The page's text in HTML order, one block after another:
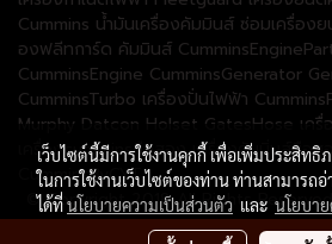
Cummins น้ำมันเครื่องคัมมินส์ ซ่อมเครื่อง
องฟลีทการ์ด คัมมินส์
CumminsEngine CumminsGenerator
CumminsTurbo เครื่องปั่นไฟฟ้า
Murphy Datcon Holset GatesHose เครื่
เครื่องcumminsมือสอง เครื่องคัมมิ่นส์มือส
CumminsByCYT
© Copyright 2018 All Rights
ผู้เข้าชมทั้งหมด
เว็บไซต์นี้มีการใช้งานคุกกี้ เพื่อเพิ่มประสิท
ในการใช้งานเว็บไซต์ของท่าน ท่านสามารถ
ได้ที่นโยบายความเป็นส่วนตัว และ นโยบา